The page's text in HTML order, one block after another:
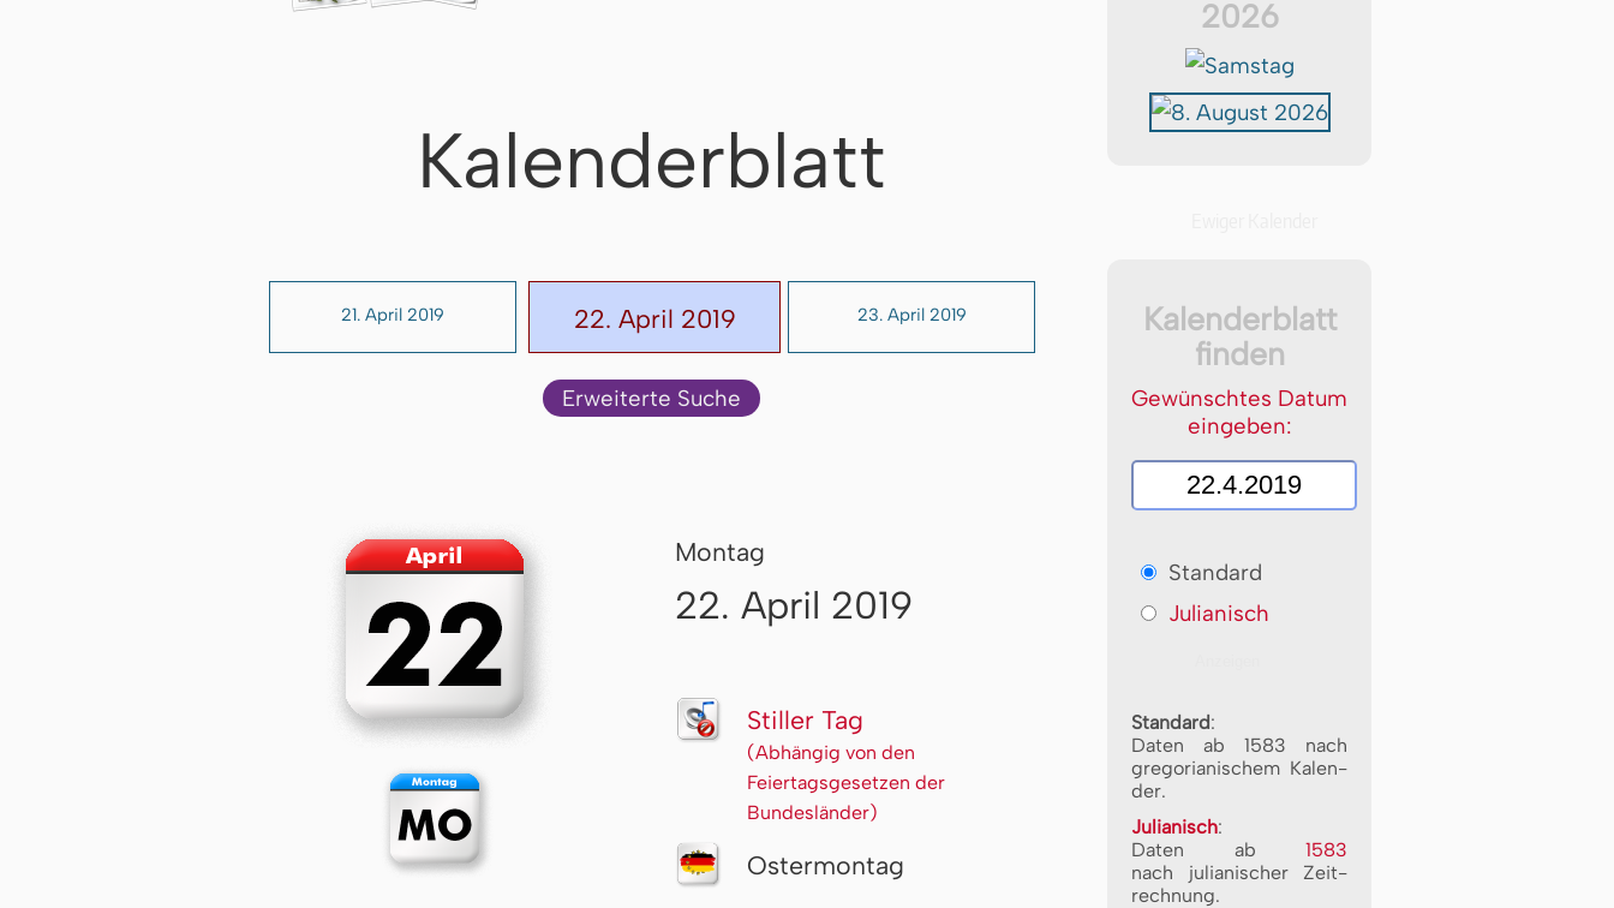
Kalenderblatt
21. April 2019 22. April 2019 23. April 2019
Erweiterte Suche
Montag
22. April 2019
Stiller Tag
(Abhängig von den
Feiertagsgesetzen der
Bundesländer)
Ostermontag
2026
Kalenderblatt
finden
Gewünschtes Datum
eingeben:
Standard
Julianisch
Standard:
Daten ab 1583 nach
gre­go­ri­a­ni­schem Ka­len­
der.
Julianisch:
Daten ab 1583
nach ju­li­a­ni­scher Zeit­
rech­nung.